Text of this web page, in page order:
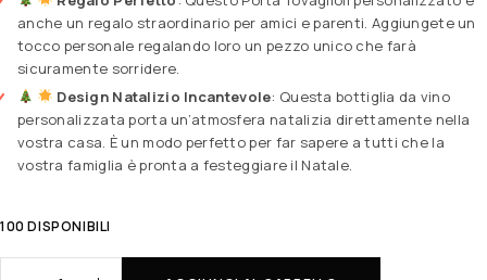
anche un regalo straordinario per amici e parenti. Aggiungete un
tocco personale regalando loro un pezzo unico che farà
sicuramente sorridere.
Design Natalizio Incantevole: Questa bottiglia da vino
personalizzata porta un’atmosfera natalizia direttamente nella
vostra casa. È un modo perfetto per far sapere a tutti che la
vostra famiglia è pronta a festeggiare il Natale.
100 DISPONIBILI